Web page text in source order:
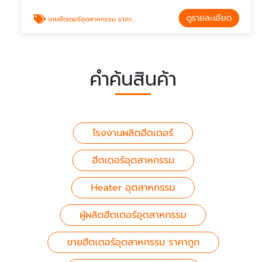
ขายฮีตเตอร์อุตสาหกรรม ราคาถูก ดูรายละเอียด
คำค้นสินค้า
โรงงานผลิตฮีตเตอร์
ฮีตเตอร์อุตสาหกรรม
Heater อุตสาหกรรม
ผู้ผลิตฮีตเตอร์อุตสาหกรรม
ขายฮีตเตอร์อุตสาหกรรม ราคาถูก